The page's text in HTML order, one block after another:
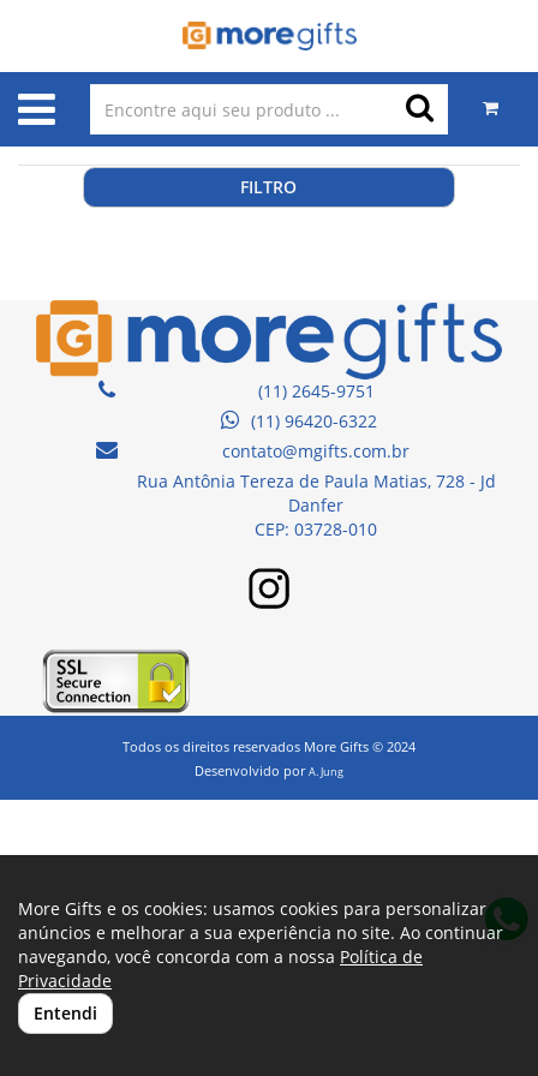
FILTRO
(11) 2645-9751
(11) 96420-6322
contato@mgifts.com.br
Rua Antônia Tereza de Paula Matias, 728 - Jd
Danfer
CEP: 03728-010
Todos os direitos reservados More Gifts © 2024
Desenvolvido porA. Jung
More Gifts e os cookies: usamos cookies para personalizar
anúncios e melhorar a sua experiência no site. Ao continuar
navegando, você concorda com a nossa Política de
Privacidade
Entendi